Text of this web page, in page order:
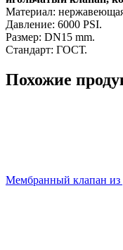
Материал:
Давление: 6000 PSI.
Размер: DN15 mm.
Стандарт: ГОСТ.
Похожие
Мембранный клапан из